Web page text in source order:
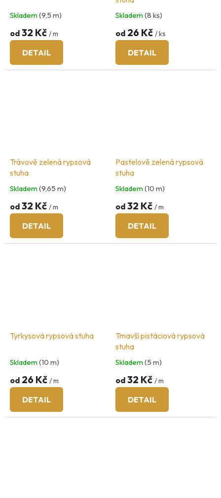
Skladem(9,5 m)
od 32 Kč / m
DETAIL
Skladem(8 ks)
od 26 Kč / ks
DETAIL
Trávově zelená rypsová
stuha
Skladem(9,65 m)
od 32 Kč / m
DETAIL
Pastelově zelená rypsová
stuha
Skladem(10 m)
od 32 Kč / m
DETAIL
Tyrkysová rypsová stuha
Skladem(10 m)
od 26 Kč / m
DETAIL
Tmavší pistáciová rypsová
stuha
Skladem(5 m)
od 32 Kč / m
DETAIL